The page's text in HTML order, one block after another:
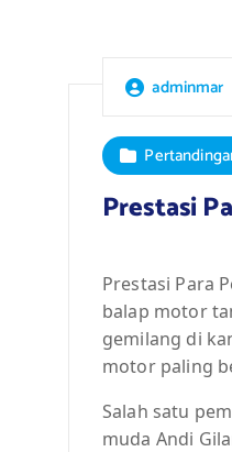
adminmar
Prestasi
Prestasi Para
balap motor
gemilang di
motor paling
Salah satu
muda Andi